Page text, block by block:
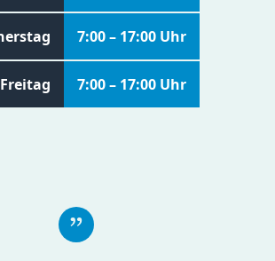
7:00 – 17:00 Uhr
Freitag 7:00 – 17:00 Uhr